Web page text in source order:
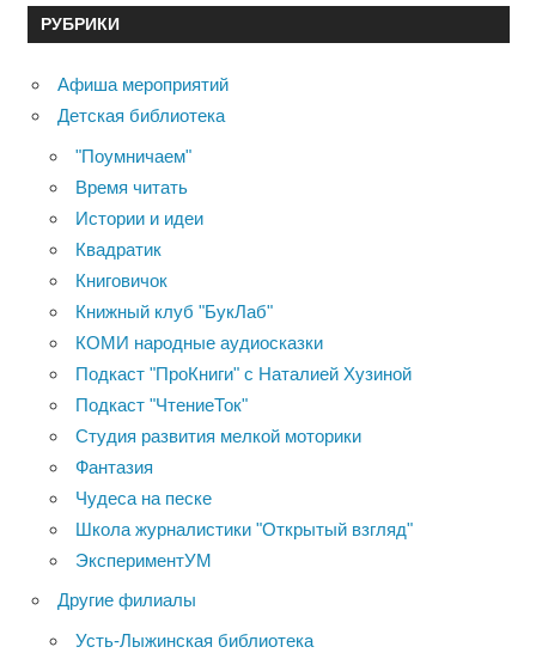
РУБРИКИ
Афиша мероприятий
Детская библиотека
"Поумничаем"
Время читать
Истории и идеи
Квадратик
Книговичок
Книжный клуб "БукЛаб"
КОМИ народные аудиосказки
Подкаст "ПроКниги" с Наталией Хузиной
Подкаст "ЧтениеТок"
Студия развития мелкой моторики
Фантазия
Чудеса на песке
Школа журналистики "Открытый взгляд"
ЭкспериментУМ
Другие филиалы
Усть-Лыжинская библиотека